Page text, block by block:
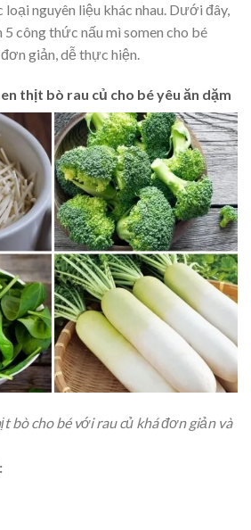
nguyên liệu khác nhau. Dưới đây,
công thức nấu mì somen cho bé
giản, dễ thực hiện.
thịt bò rau củ cho bé yêu ăn dặm
bò cho bé với rau củ khá đơn giản và